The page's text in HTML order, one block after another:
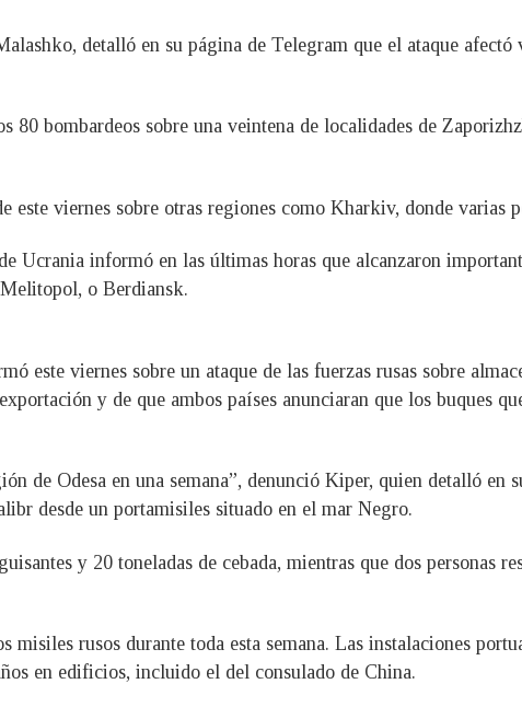
detalló en su página de Telegram que el ataque
bombardeos sobre una veintena de localidades de
este viernes sobre otras regiones como Kharkiv, donde varias
Ucrania informó en las últimas horas que alcanzaron
o Berdiansk.
este viernes sobre un ataque de las fuerzas rusas sobre
y de que ambos países anunciaran que los buques
de Odesa en una semana”, denunció Kiper, quien detalló en
desde un portamisiles situado en el mar Negro.
y 20 toneladas de cebada, mientras que dos personas
misiles rusos durante toda esta semana. Las instalaciones
en edificios, incluido el del consulado de China.